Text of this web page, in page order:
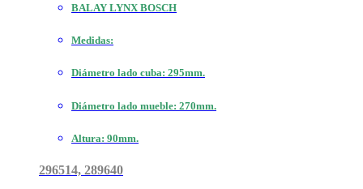
BALAY LYNX BOSCH
Medidas:
Diámetro lado cuba: 295mm.
Diámetro lado mueble: 270mm.
Altura: 90mm.
296514, 289640